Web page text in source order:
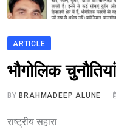
ARTICLE
भौगोलिक
BY BRAHMADEEP ALUNE
राष्ट्रीय